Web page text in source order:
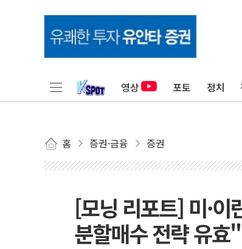
영상 포토 정치
홈 증권·금융 증권
[모닝 리포트] 미·
분할매수 전략 유효"